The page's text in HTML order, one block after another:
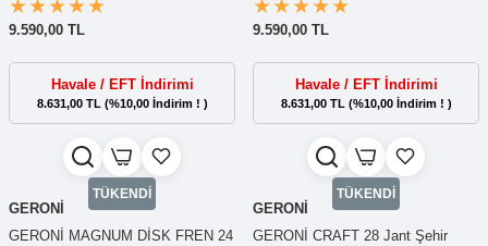
9.590,00 TL
Havale / EFT İndirimi
8.631,00 TL (%10,00 İndirim ! )
9.590,00 TL
Havale / EFT İndirimi
8.631,00 TL (%10,00 İndirim ! )
TÜKENDİ
GERONİ
GERONİ MAGNUM DİSK FREN 24
TÜKENDİ
GERONİ
GERONİ CRAFT 28 Jant Şehir